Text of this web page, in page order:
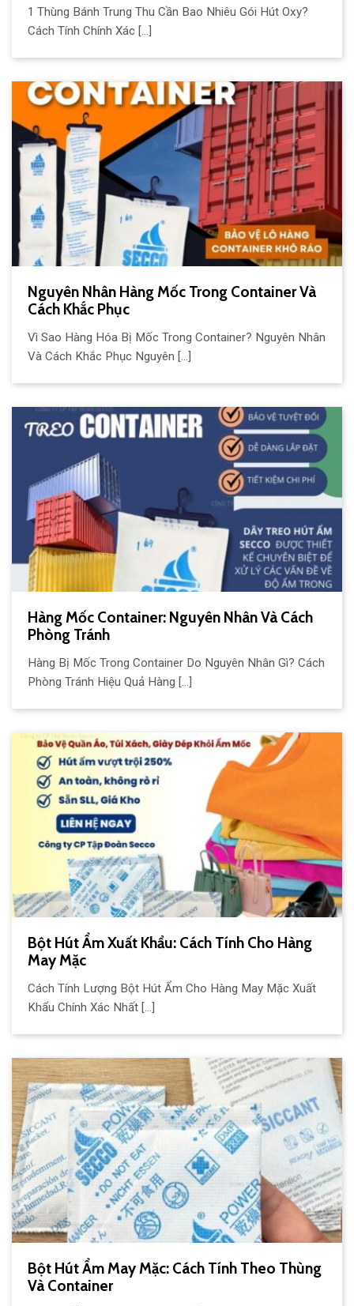
1 Thùng Bánh Trung Thu Cần Bao Nhiêu Gói Hút Oxy?
Cách Tính Chính Xác [...]
Nguyên Nhân Hàng Mốc Trong Container Và
Cách Khắc Phục
Vì Sao Hàng Hóa Bị Mốc Trong Container? Nguyên Nhân
Và Cách Khắc Phục Nguyên [...]
Hàng Mốc Container: Nguyên Nhân Và Cách
Phòng Tránh
Hàng Bị Mốc Trong Container Do Nguyên Nhân Gì? Cách
Phòng Tránh Hiệu Quả Hàng [...]
Bột Hút Ẩm Xuất Khẩu: Cách Tính Cho Hàng
May Mặc
Cách Tính Lượng Bột Hút Ẩm Cho Hàng May Mặc Xuất
Khẩu Chính Xác Nhất [...]
Bột Hút Ẩm May Mặc: Cách Tính Theo Thùng
Và Container